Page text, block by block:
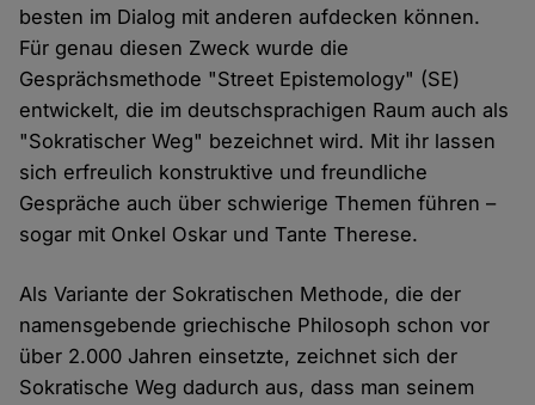
besten im Dialog mit anderen aufdecken können.
Für genau diesen Zweck wurde die
Gesprächsmethode "Street Epistemology" (SE)
entwickelt, die im deutschsprachigen Raum auch als
"Sokratischer Weg" bezeichnet wird. Mit ihr lassen
sich erfreulich konstruktive und freundliche
Gespräche auch über schwierige Themen führen –
sogar mit Onkel Oskar und Tante Therese.
Als Variante der Sokratischen Methode, die der
namensgebende griechische Philosoph schon vor
über 2.000 Jahren einsetzte, zeichnet sich der
Sokratische Weg dadurch aus, dass man seinem